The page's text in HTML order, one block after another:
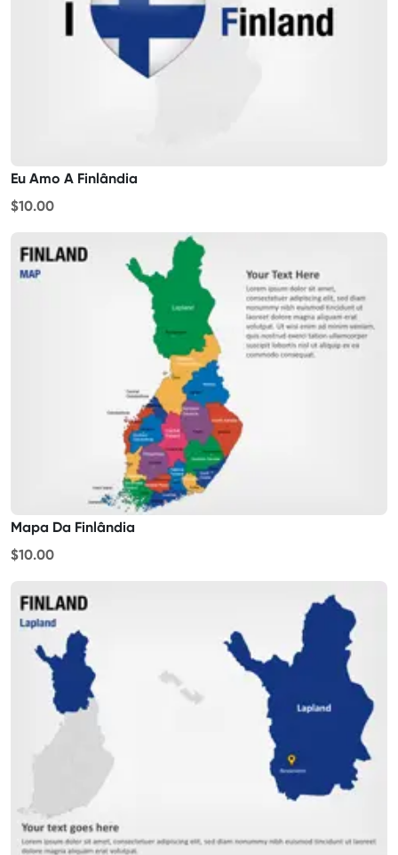
Eu Amo A Finlândia
$10.00
Mapa Da Finlândia
$10.00